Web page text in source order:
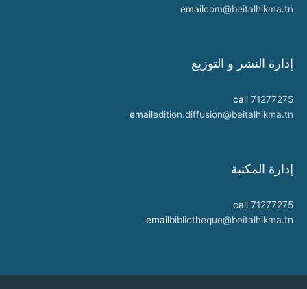
emailcom@beitalhikma.tn
إدارة النشر و التوزيع
call 71277275
emailedition.diffusion@beitalhikma.tn
إدارة المكتبة
call 71277275
emailbibliotheque@beitalhikma.tn